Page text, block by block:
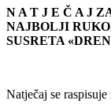
N A T J E Č A J
NAJBOLJI
SUSRETA
Natječaj se